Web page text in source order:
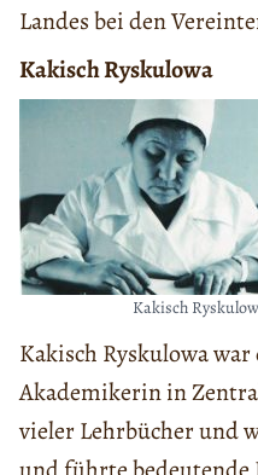
Landes bei den
Kakisch Ryskulowa
Kakisch
Kakisch Ryskulowa
Akademikerin in
vieler Lehrbücher und